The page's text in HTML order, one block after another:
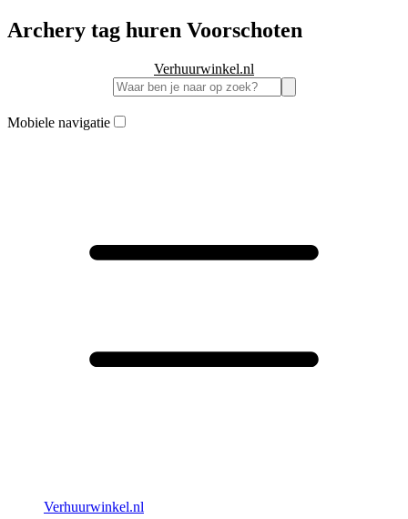
Archery tag huren Voorschoten
Verhuurwinkel.nl
Mobiele navigatie
Verhuurwinkel.nl